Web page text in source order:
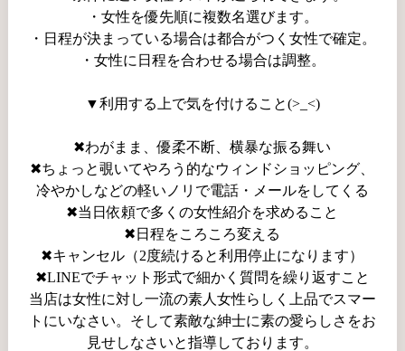
・女性を優先順に複数名選びます。
・日程が決まっている場合は都合がつく女性で確定。
・女性に日程を合わせる場合は調整。
▼利用する上で気を付けること(>_<)
✖わがまま、優柔不断、横暴な振る舞い
✖ちょっと覗いてやろう的なウィンドショッピング、
冷やかしなどの軽いノリで電話・メールをしてくる
✖当日依頼で多くの女性紹介を求めること
✖日程をころころ変える
✖キャンセル（2度続けると利用停止になります）
✖LINEでチャット形式で細かく質問を繰り返すこと
当店は女性に対し一流の素人女性らしく上品でスマー
トにいなさい。そして素敵な紳士に素の愛らしさをお
見せしなさいと指導しております。